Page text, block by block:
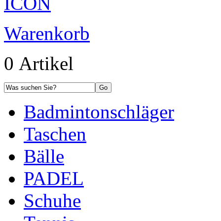
Warenkorb
0 Artikel
Badmintonschläger
Taschen
Bälle
PADEL
Schuhe